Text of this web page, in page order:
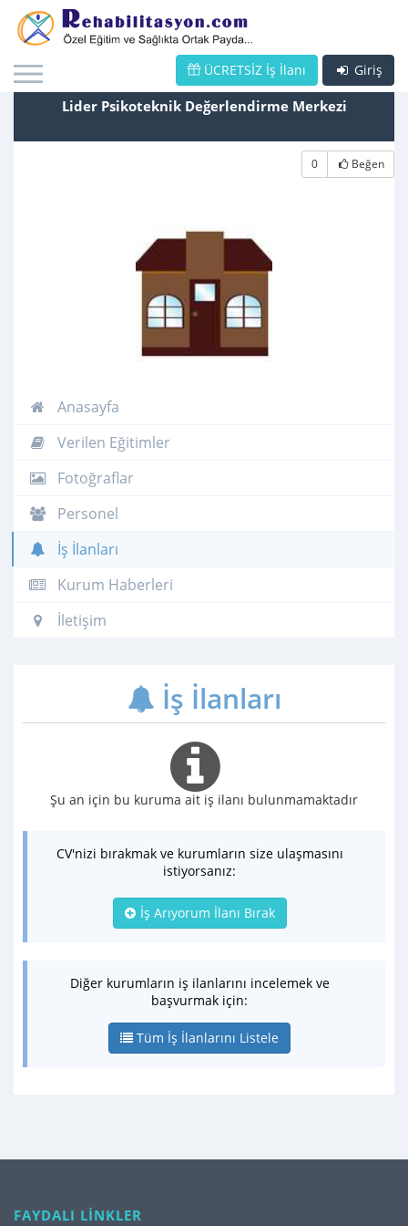
Giriş
ÜCRETSİZ İş İlanı
Lider Psikoteknik Değerlendirme Merkezi
0 Beğen
Anasayfa
Verilen Eğitimler
Fotoğraflar
Personel
İş İlanları
Kurum Haberleri
İletişim
İş İlanları
Şu an için bu kuruma ait iş ilanı bulunmamaktadır
CV'nizi bırakmak ve kurumların size ulaşmasını
istiyorsanız:
İş Arıyorum İlanı Bırak
Diğer kurumların iş ilanlarını incelemek ve
başvurmak için:
Tüm İş İlanlarını Listele
FAYDALI LİNKLER